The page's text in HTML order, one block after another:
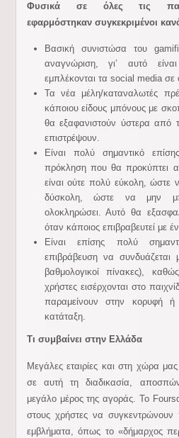
Φυσικά σε όλες τις
εφαρμόστηκαν συγκεκριμένοι
Βασική συνιστώσα του
αναγνώριση, γι’ αυτό
εμπλέκονται τα social media σε
Τα νέα μέλη/καταναλωτές
κάποιου είδους μπόνους με
θα εξαφανιστούν ύστερα
επιστρέψουν.
Είναι πολύ σημαντικό
πρόκληση που θα προκύπτει
είναι ούτε πολύ εύκολη, ώστε
δύσκολη, ώστε να μην
ολοκληρώσει. Αυτό θα
όταν κάποιος επιβραβευτεί με
Είναι επίσης πολύ
επιβράβευση να συνδυάζεται
βαθμολογικοί πίνακες),
χρήστες εισέρχονται στο
παραμείνουν στην κορυφή
κατάταξη.
Τι συμβαίνει στην Ελλάδα
Μεγάλες εταιρίες και στη χώρα
σε αυτή τη διαδικασία,
μεγάλο μέρος της αγοράς. Το
στους χρήστες να συγκεντρώνουν
εμβλήματα, όπως το «δήμαρχος